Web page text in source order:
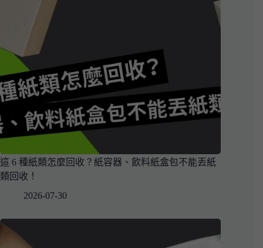
這 6 種紙類怎麼回收？紙容器、飲料紙盒包不能丟紙
類回收！
2026-07-30